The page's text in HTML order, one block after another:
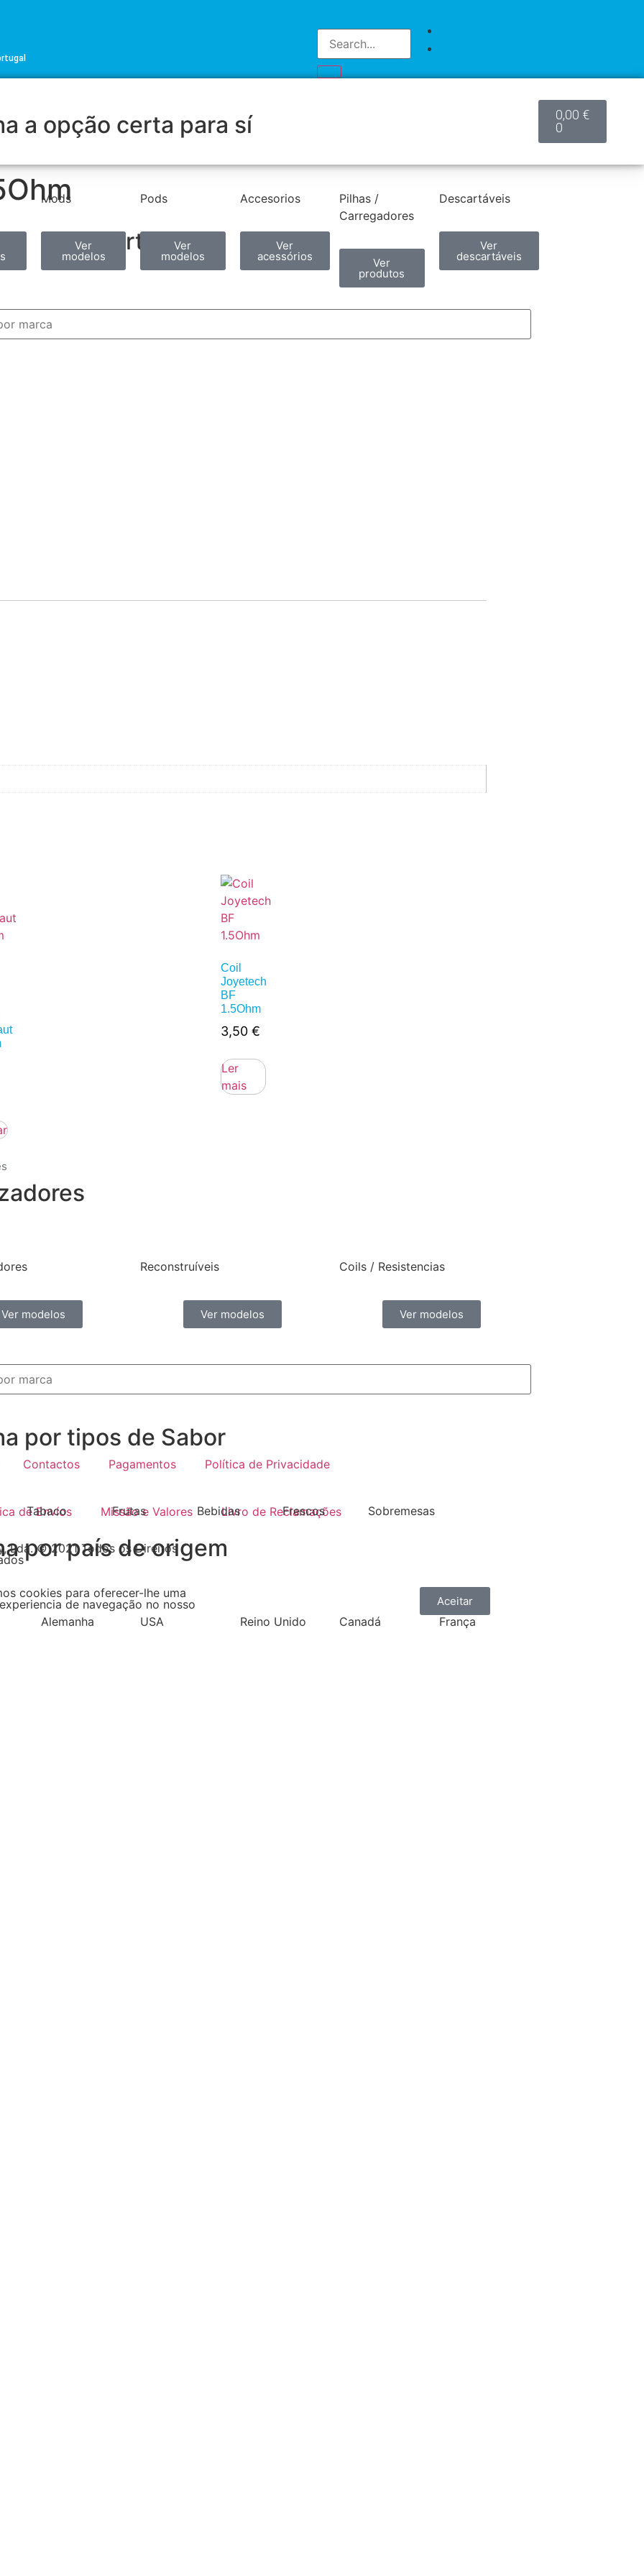
a opção certa para sí
Mods
Ver
modelos
Pods
Ver
modelos
Accesorios
Ver
acessórios
Pilhas /
Carregadores
Ver
produtos
Descartáveis
Ver
descartáveis
Ver modelos
Reconstruíveis
Ver modelos
Coils / Resistencias
Ver modelos
por tipos de Sabor
Tabaco Frutas Bebidas Frescos Sobremesas
por país de origem
Alemanha USA Reino Unido Canadá França
0,00 €
0
Partilhar
Coil
Joyetech
BF
1.5Ohm
3,50 €
Ler
mais
Contactos Pagamentos Política de Privacidade
de Envíos Missão e Valores Livro de Reclamações
Lda. © 2021 Todos os Direitos
cookies para oferecer-lhe uma
de navegação no nosso
Aceitar